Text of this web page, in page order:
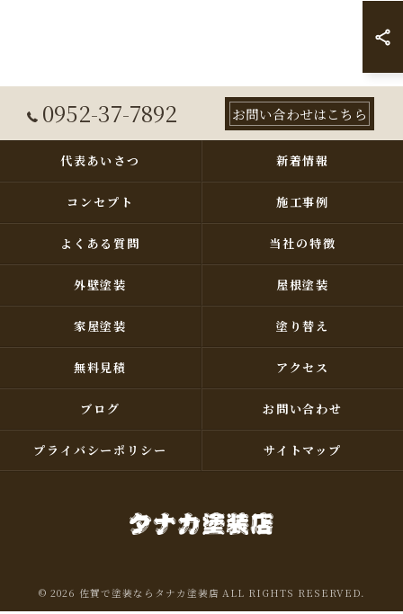
0952-37-7892 お問い合わせはこちら
代表あいさつ 新着情報
コンセプト 施工事例
よくある質問 当社の特徴
外壁塗装 屋根塗装
家屋塗装 塗り替え
無料見積 アクセス
ブログ お問い合わせ
プライバシーポリシー サイトマップ
© 2026 佐賀で塗装ならタナカ塗装店 ALL RIGHTS RESERVED.